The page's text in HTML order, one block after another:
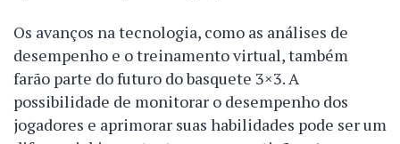
Os avanços na tecnologia, como as análises de
desempenho e o treinamento virtual, também
farão parte do futuro do basquete 3×3. A
possibilidade de monitorar o desempenho dos
jogadores e aprimorar suas habilidades pode ser um